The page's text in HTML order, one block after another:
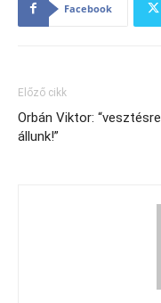
Facebook
Előző cikk
Orbán Viktor: “vesztésre
állunk!”